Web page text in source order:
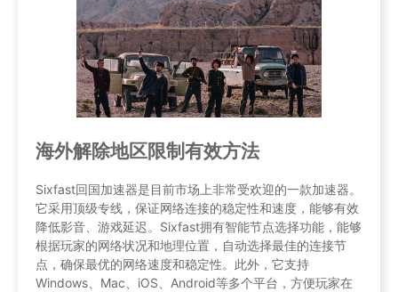
海外解除地区限制有效方法
Sixfast回国加速器是目前市场上非常受欢迎的一款加速器。
它采用顶级专线，保证网络连接的稳定性和速度，能够有效
降低影音、游戏延迟。Sixfast拥有智能节点选择功能，能够
根据玩家的网络状况和地理位置，自动选择最佳的连接节
点，确保最优的网络速度和稳定性。此外，它支持
Windows、Mac、iOS、Android等多个平台，方便玩家在